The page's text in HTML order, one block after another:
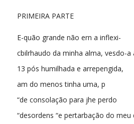
PRIMEIRA PARTE
E-quão grande não ern a inflexi-
cbilrhaudo da minha alma, vesdo-a
13 pós humilhada e arrepengida,
am do menos tinha uma, p
“de consolação para jhe perdo
“desordens “e pertarbação do meu